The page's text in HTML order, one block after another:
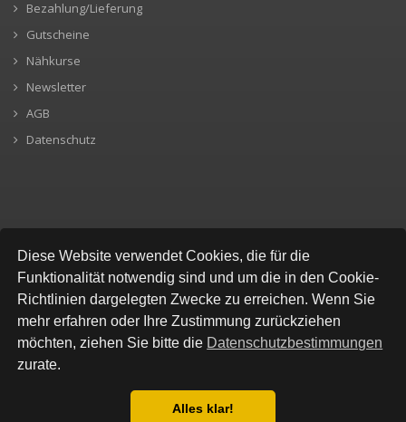
Diese Website verwendet Cookies, die für die
Funktionalität notwendig sind und um die in den Cookie-
Richtlinien dargelegten Zwecke zu erreichen. Wenn Sie
mehr erfahren oder Ihre Zustimmung zurückziehen
möchten, ziehen Sie bitte die Datenschutzbestimmungen
zurate.
Alles klar!
Bezahlung/Lieferung
Gutscheine
Nähkurse
Newsletter
AGB
Datenschutz
SICHERE BEZAHLUNG
© All Rights Reserved, Stofflokal